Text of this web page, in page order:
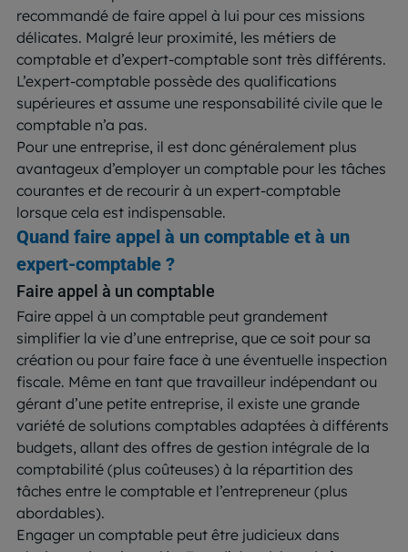
recommandé de faire appel à lui pour ces missions
délicates. Malgré leur proximité, les métiers de
comptable et d’expert-comptable sont très différents.
L’expert-comptable possède des qualifications
supérieures et assume une responsabilité civile que le
comptable n’a pas.
Pour une entreprise, il est donc généralement plus
avantageux d’employer un comptable pour les tâches
courantes et de recourir à un expert-comptable
lorsque cela est indispensable.
Quand faire appel à un comptable et à un
expert-comptable ?
Faire appel à un comptable
Faire appel à un comptable peut grandement
simplifier la vie d’une entreprise, que ce soit pour sa
création ou pour faire face à une éventuelle inspection
fiscale. Même en tant que travailleur indépendant ou
gérant d’une petite entreprise, il existe une grande
variété de solutions comptables adaptées à différents
budgets, allant des offres de gestion intégrale de la
comptabilité (plus coûteuses) à la répartition des
tâches entre le comptable et l’entrepreneur (plus
abordables).
Engager un comptable peut être judicieux dans